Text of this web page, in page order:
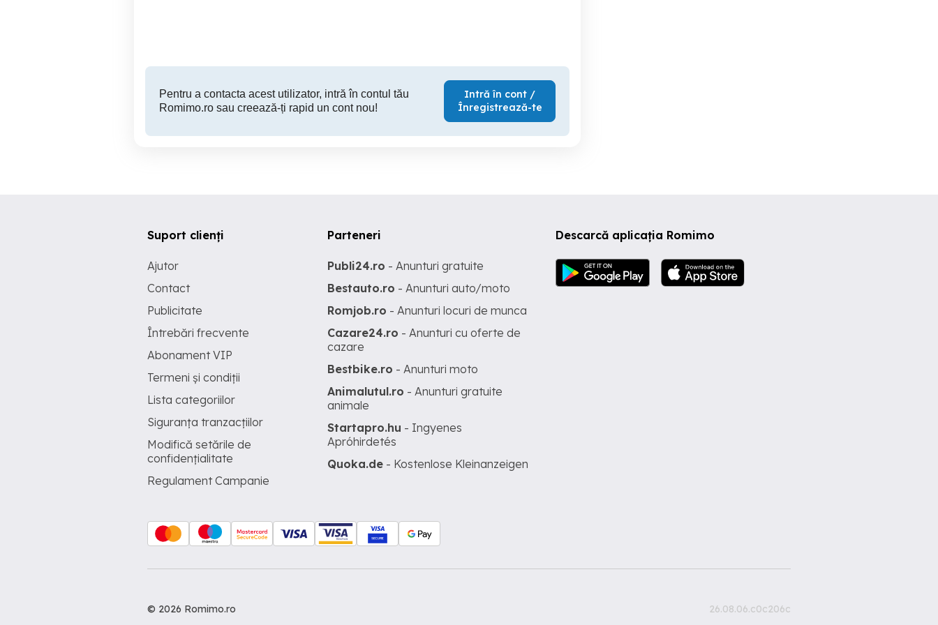
Pentru a contacta acest utilizator, intră în contul tău
Romimo.ro sau creează-ți rapid un cont nou!
Intră în cont /
Înregistrează-te
Descarcă aplicația Romimo
Suport clienți
Ajutor
Contact
Publicitate
Întrebări frecvente
Abonament VIP
Termeni și condiții
Lista categoriilor
Siguranța tranzacțiilor
Modifică setările de
confidențialitate
Regulament Campanie
Parteneri
Publi24.ro - Anunturi gratuite
Bestauto.ro - Anunturi auto/moto
Romjob.ro - Anunturi locuri de munca
Cazare24.ro - Anunturi cu oferte de
cazare
Bestbike.ro - Anunturi moto
Animalutul.ro - Anunturi gratuite
animale
Startapro.hu - Ingyenes
Apróhirdetés
Quoka.de - Kostenlose Kleinanzeigen
© 2026 Romimo.ro 26.08.06.c0c206c